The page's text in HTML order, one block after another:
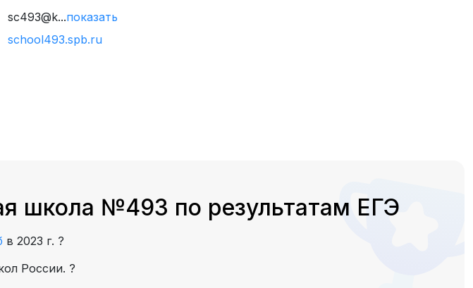
sc493@k...показать
school493.spb.ru
школа №493 по результатам ЕГЭ
в 2023 г. ?
России. ?